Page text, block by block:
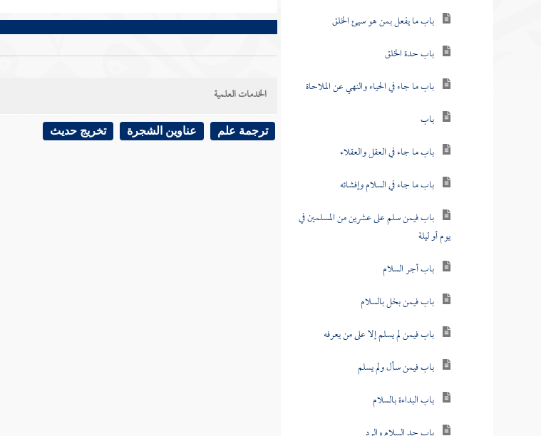
باب ما يفعل بمن هو سيئ الخلق
باب حدة الخلق
باب ما جاء في الحياء والنهي عن الملاحاة
باب
باب ما جاء في العقل والعقلاء
باب ما جاء في السلام وإفشائه
باب فيمن سلم على عشرين من المسلمين في
يوم أو ليلة
باب أجر السلام
باب فيمن بخل بالسلام
باب فيمن لم يسلم إلا على من يعرفه
باب فيمن سأل ولم يسلم
باب البداءة بالسلام
الخدمات العلمية
ترجمة علم عناوين الشجرة تخريج حديث